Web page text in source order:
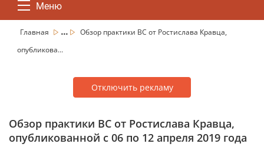
Меню
Главная ...
Обзор практики ВС от Ростислава Кравца,
опубликова...
Отключить рекламу
Обзор практики ВС от Ростислава Кравца,
опубликованной с 06 по 12 апреля 2019 года